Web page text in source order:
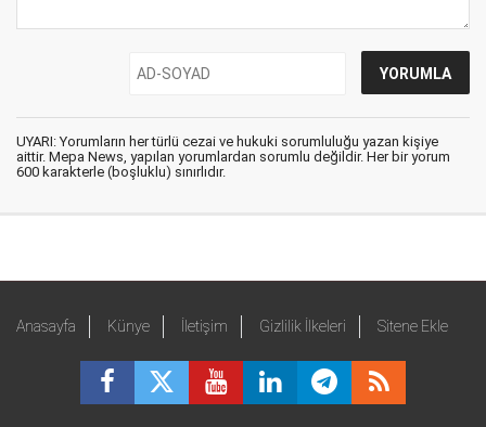
UYARI: Yorumların her türlü cezai ve hukuki sorumluluğu yazan kişiye
aittir. Mepa News, yapılan yorumlardan sorumlu değildir. Her bir yorum
600 karakterle (boşluklu) sınırlıdır.
Anasayfa Künye İletişim Gizlilik İlkeleri Sitene Ekle